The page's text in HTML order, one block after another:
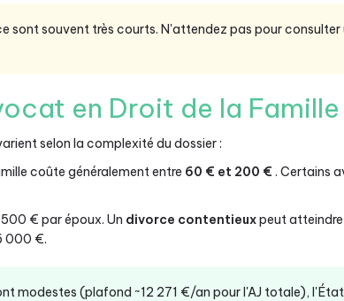
sont souvent très courts. N'attendez pas pour
en Droit de la Famille
selon la complexité du dossier :
coûte généralement entre 60 € et 200 € . Certains
€ par époux. Un divorce contentieuxpeut
000 €.
modestes (plafond ~12 271 €/an pour l'AJ totale),